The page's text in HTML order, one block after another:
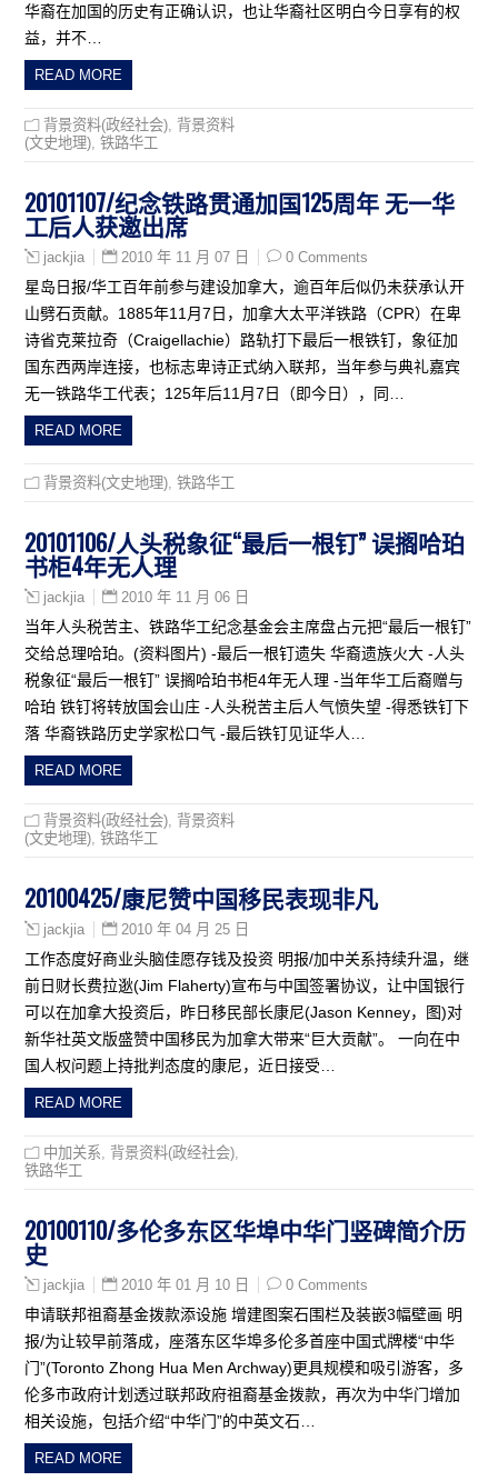
华裔在加国的历史有正确认识，也让华裔社区明白今日享有的权
益，并不…
READ MORE
背景资料(政经社会) 背景资料
(文史地理) ,铁路华工
20101107/纪念铁路贯通加国125周年 无一华
工后人获邀出席
jackjia 2010 年 11 月 07 日 0 Comments
星岛日报/华工百年前参与建设加拿大，逾百年后似仍未获承认开
山劈石贡献。1885年11月7日，加拿大太平洋铁路（CPR）在卑
诗省克莱拉奇（Craigellachie）路轨打下最后一根铁钉，象征加
国东西两岸连接，也标志卑诗正式纳入联邦，当年参与典礼嘉宾
无一铁路华工代表；125年后11月7日（即今日），同…
READ MORE
背景资料(文史地理) ,铁路华工
20101106/人头税象征“最后一根钉” 误搁哈珀
书柜4年无人理
jackjia 2010 年 11 月 06 日
当年人头税苦主、铁路华工纪念基金会主席盘占元把“最后一根钉”
交给总理哈珀。(资料图片) -最后一根钉遗失 华裔遗族火大 -人头
税象征“最后一根钉” 误搁哈珀书柜4年无人理 -当年华工后裔赠与
哈珀 铁钉将转放国会山庄 -人头税苦主后人气愤失望 -得悉铁钉下
落 华裔铁路历史学家松口气 -最后铁钉见证华人…
READ MORE
背景资料(政经社会) 背景资料
(文史地理) ,铁路华工
20100425/康尼赞中国移民表现非凡
jackjia 2010 年 04 月 25 日
工作态度好商业头脑佳愿存钱及投资 明报/加中关系持续升温，继
前日财长费拉逖(Jim Flaherty)宣布与中国签署协议，让中国银行
可以在加拿大投资后，昨日移民部长康尼(Jason Kenney，图)对
新华社英文版盛赞中国移民为加拿大带来“巨大贡献”。 一向在中
国人权问题上持批判态度的康尼，近日接受…
READ MORE
中加关系 背景资料(政经社会)
铁路华工
20100110/多伦多东区华埠中华门竖碑简介历
史
jackjia 2010 年 01 月 10 日 0 Comments
申请联邦祖裔基金拨款添设施 增建图案石围栏及装嵌3幅壁画 明
报/为让较早前落成，座落东区华埠多伦多首座中国式牌楼“中华
门”(Toronto Zhong Hua Men Archway)更具规模和吸引游客，多
伦多市政府计划透过联邦政府祖裔基金拨款，再次为中华门增加
相关设施，包括介绍“中华门”的中英文石…
READ MORE